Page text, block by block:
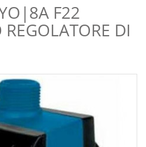
REGOLATORE DI